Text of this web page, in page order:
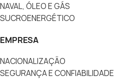
NAVAL, ÓLEO E GÁS
SUCROENERGÉTICO
EMPRESA
NACIONALIZAÇÃO
SEGURANÇA E CONFIABILIDADE